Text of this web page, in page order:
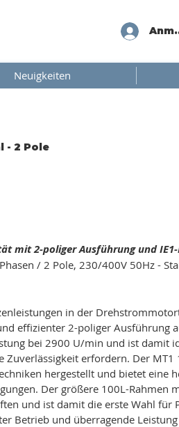
Neuigkeiten
- 2 Pole
mit 2-poliger Ausführung und
/ 2 Pole, 230/400V 50Hz -
in der
effizienter 2-poliger Ausführung
bei 2900 U/min und ist damit
erfordern. Der
hergestellt und bietet eine
Der größere 100L-Rahmen
und ist damit die erste Wahl für
Betrieb und überragende